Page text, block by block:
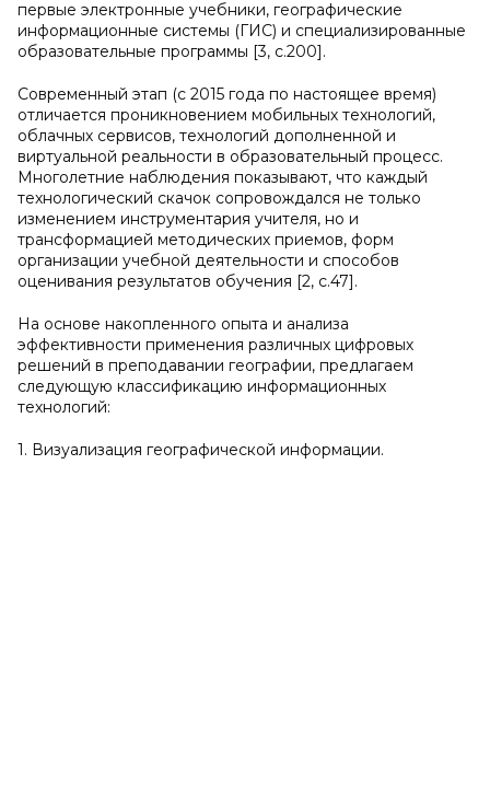
первые электронные учебники, географические
информационные системы (ГИС) и специализированные
образовательные программы [3, c.200].
Современный этап (с 2015 года по настоящее время)
отличается проникновением мобильных технологий,
облачных сервисов, технологий дополненной и
виртуальной реальности в образовательный процесс.
Многолетние наблюдения показывают, что каждый
технологический скачок сопровождался не только
изменением инструментария учителя, но и
трансформацией методических приемов, форм
организации учебной деятельности и способов
оценивания результатов обучения [2, c.47].
На основе накопленного опыта и анализа
эффективности применения различных цифровых
решений в преподавании географии, предлагаем
следующую классификацию информационных
технологий:
1. Визуализация географической информации.